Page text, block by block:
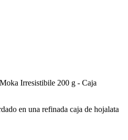
Irresistibile 200 g - Caja
en una refinada caja de hojalata